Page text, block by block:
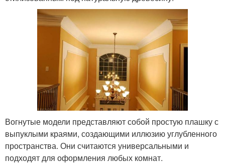
Вогнутые модели представляют собой простую плашку с
выпуклыми краями, создающими иллюзию углубленного
пространства. Они считаются универсальными и
подходят для оформления любых комнат.